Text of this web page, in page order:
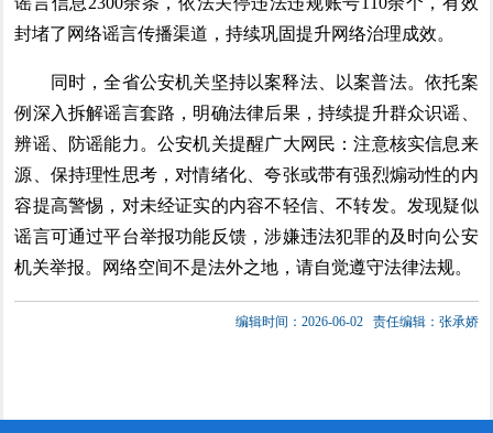
封堵了网络谣言传播渠道，持续巩固提升网络治理成效。
同时，全省公安机关坚持以案释法、以案普法。依托案
例深入拆解谣言套路，明确法律后果，持续提升群众识谣、
辨谣、防谣能力。公安机关提醒广大网民：注意核实信息来
源、保持理性思考，对情绪化、夸张或带有强烈煽动性的内
容提高警惕，对未经证实的内容不轻信、不转发。发现疑似
谣言可通过平台举报功能反馈，涉嫌违法犯罪的及时向公安
机关举报。网络空间不是法外之地，请自觉遵守法律法规。
编辑时间：2026-06-02 责任编辑：张承娇